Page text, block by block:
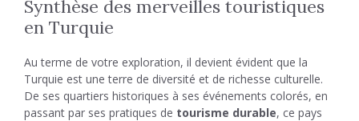
Synthèse des merveilles touristiques
en Turquie
Au terme de votre exploration, il devient évident que la
Turquie est une terre de diversité et de richesse culturelle.
De ses quartiers historiques à ses événements colorés, en
passant par ses pratiques de tourisme durable, ce pays